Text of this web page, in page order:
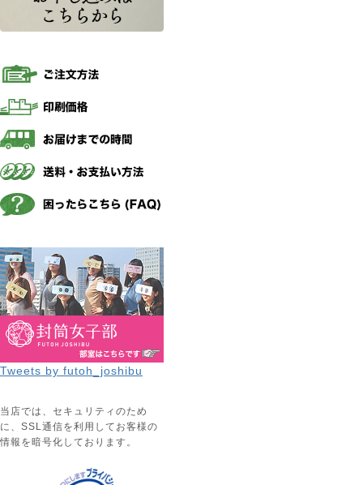
Tweets by futoh_joshibu
当店では、セキュリティのため
に、SSL通信を利用してお客様の
情報を暗号化しております。